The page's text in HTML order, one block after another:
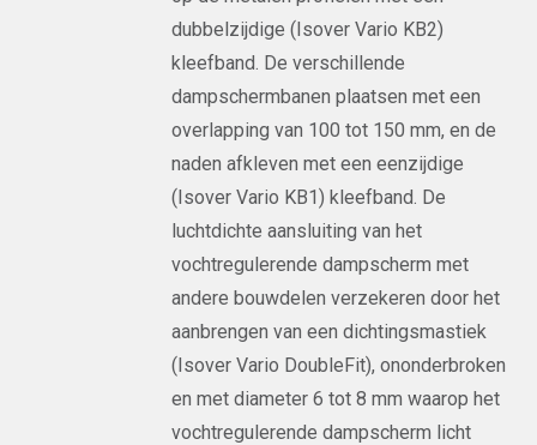
dubbelzijdige (Isover Vario KB2)
kleefband. De verschillende
dampschermbanen plaatsen met een
overlapping van 100 tot 150 mm, en de
naden afkleven met een eenzijdige
(Isover Vario KB1) kleefband. De
luchtdichte aansluiting van het
vochtregulerende dampscherm met
andere bouwdelen verzekeren door het
aanbrengen van een dichtingsmastiek
(Isover Vario DoubleFit), ononderbroken
en met diameter 6 tot 8 mm waarop het
vochtregulerende dampscherm licht